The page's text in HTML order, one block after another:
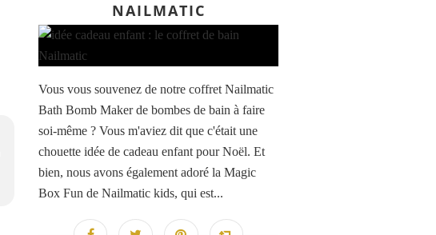
NAILMATIC
Vous vous souvenez de notre coffret Nailmatic
Bath Bomb Maker de bombes de bain à faire
soi-même ? Vous m'aviez dit que c'était une
chouette idée de cadeau enfant pour Noël. Et
bien, nous avons également adoré la Magic
Box Fun de Nailmatic kids, qui est...